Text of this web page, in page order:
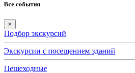
Все события
×
Подбор экскурсий
Экскурсии с посещением зданий
Пешеходные